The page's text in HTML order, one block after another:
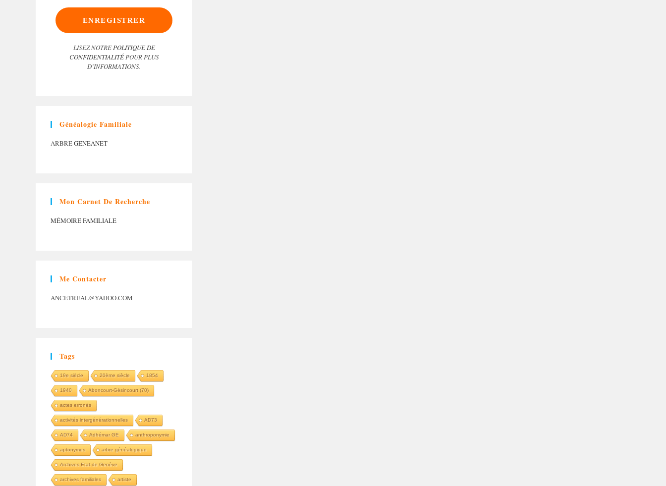
LISEZ NOTREPOLITIQUE DE
CONFIDENTIALITÉPOUR PLUS
D’INFORMATIONS.
Généalogie Familiale
ARBREGENEANET
Mon Carnet De Recherche
MÉMOIRE FAMILIALE
Me Contacter
ANCETREAL@YAHOO.COM
Tags
19e siècle 20ème siècle 1854
1940 Aboncourt-Gésincourt (70)
actes erronés
activités intergénérationnelles AD73
AD74 Adhémar GE anthroponymie
aptonymes arbre généalogique
Archives Etat de Genève
archives familiales artiste